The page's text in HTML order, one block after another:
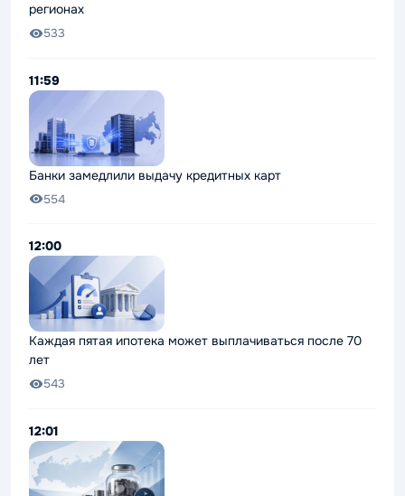
регионах
533
11:59
Банки замедлили выдачу кредитных карт
554
12:00
Каждая пятая ипотека может выплачиваться после 70
лет
543
12:01